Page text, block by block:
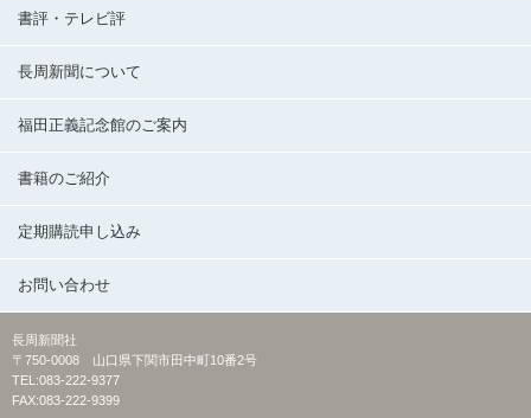
書評・テレビ評
長周新聞について
福田正義記念館のご案内
書籍のご紹介
定期購読申し込み
お問い合わせ
長周新聞社
〒750-0008 山口県下関市田中町10番2号
TEL:083-222-9377
FAX:083-222-9399